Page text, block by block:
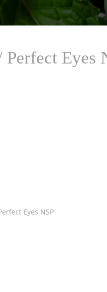
Eyes